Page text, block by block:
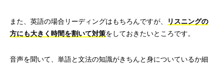
また、英語の場合リーディングはもちろんですが、
リスニングの
方にも大きく時間を割いて対策をしておきたいところです。
音声を聞いて、単語と文法の知識がきちんと身についているか細